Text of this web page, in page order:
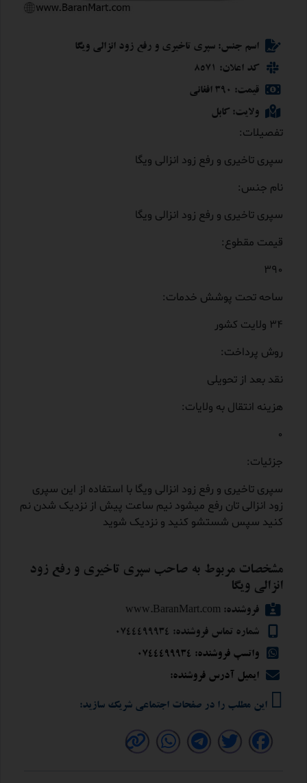
اسم جنس: سپری تاخیری و رفع زود انزالی ویگا
کد اعلان: 8571
قیمت: 390 افغانی
ولایت: کابل
تفصیلات:
سپری تاخیری و رفع زود انزالی ویگا
نام جنس:
سپری تاخیری و رفع زود انزالی ویگا
قیمت مقطوع:
390
ساحه تحت پوشش خدمات:
34 ولایت کشور
روش پرداخت:
نقد بعد از تحویلی
هزینه انتقال به ولایات:
0
جزئیات:
سپری تاخیری و رفع زود انزالی ویگا با استفاده از این سپری
زود انزالی تان رفع میشود نیم ساعت پیش از نزدیک شدن نم
کنید سپس شستشو کنید و نزدیک شوید
مشخصات مربوط به صاحب سپری تاخیری و رفع زود
انزالی ویگا
فروشنده: www.BaranMart.com
شماره تماس فروشنده: 0744499934
واتسپ فروشنده: 0744499934
ایمیل آدرس فروشنده:
این مطلب را در صفحات اجتماعی شریک سازید: